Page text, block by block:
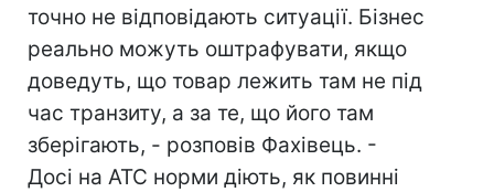
точно не відповідають ситуації. Бізнес
реально можуть оштрафувати, якщо
доведуть, що товар лежить там не під
час транзиту, а за те, що його там
зберігають, - розповів Фахівець. -
Досі на АТС норми діють, як повинні